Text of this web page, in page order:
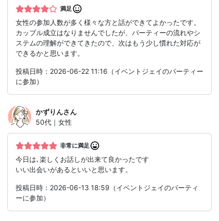
満足
女性の参加人数が多く様々な方と話ができてよかったです。
カップル成立はなりませんでしたが、パーティーの流れやシ
ステムの理解ができてきたので、次はもう少し慣れた対応が
できるかと思います。
投稿日時：2026-06-22 11:16（イベントジェイのパーティー
に参加）
かずりんさん
50代｜女性
非常に満足
今日は､楽しくお話しが出来て良かったです
いい出会いがあるといいと思います。
投稿日時：2026-06-13 18:59（イベントジェイのパーティ
ーに参加）